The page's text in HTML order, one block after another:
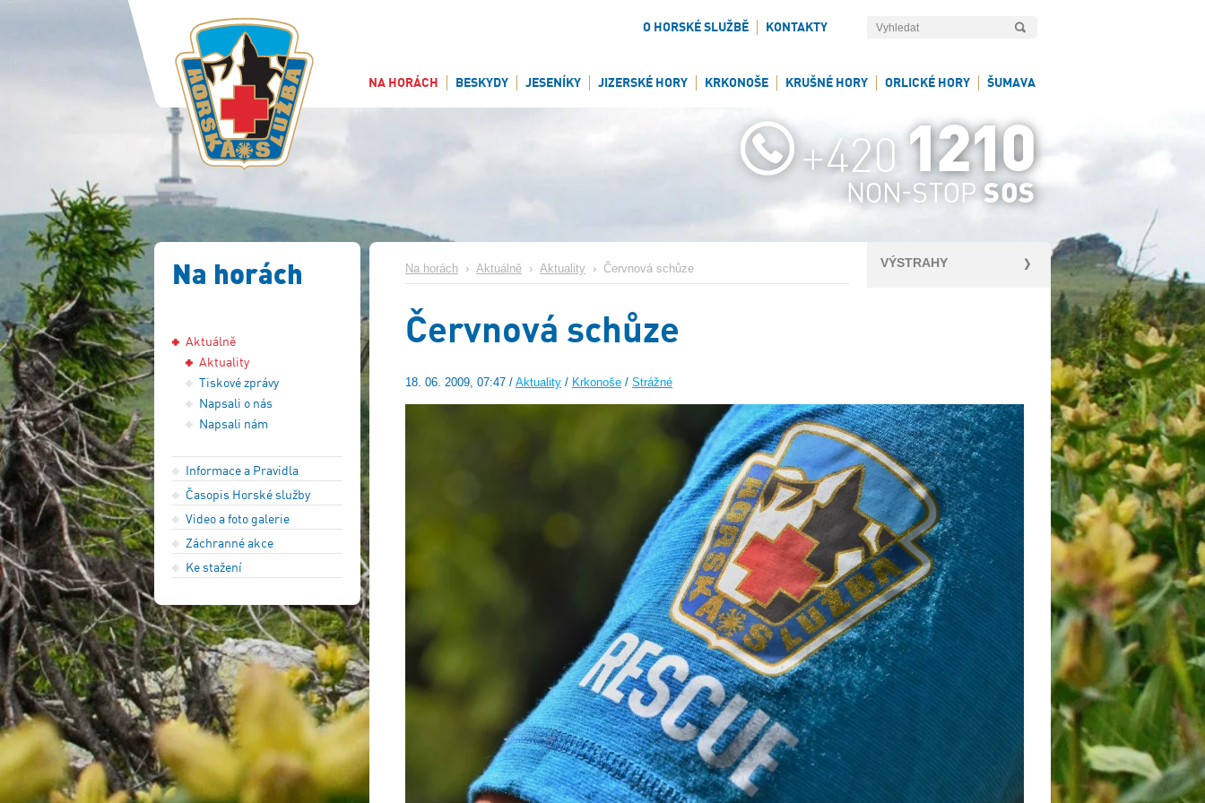
O HORSKÉ SLUŽBĚ KONTAKTY
NA HORÁCH BESKYDY JESENÍKY JIZERSKÉ HORY KRKONOŠE KRUŠNÉ HORY ORLICKÉ HORY ŠUMAVA
Na horách
Aktuálně
Aktuality
Tiskové zprávy
Napsali o nás
Napsali nám
Informace a Pravidla
Časopis Horské služby
Video a foto galerie
Záchranné akce
Ke stažení
VÝSTRAHY
Na horách › Aktuálně › Aktuality › Červnová schůze
Červnová schůze
18. 06. 2009, 07:47 / Aktuality / Krkonoše / Strážné